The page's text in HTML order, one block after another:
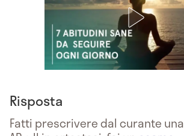
Risposta
Fatti prescrivere dal curante una